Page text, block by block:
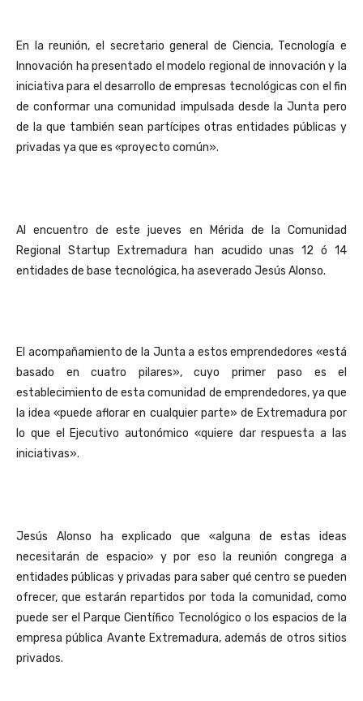
En la reunión, el secretario general de Ciencia, Tecnología e
Innovación ha presentado el modelo regional de innovación y la
iniciativa para el desarrollo de empresas tecnológicas con el fin
de conformar una comunidad impulsada desde la Junta pero
de la que también sean partícipes otras entidades públicas y
privadas ya que es «proyecto común».
Al encuentro de este jueves en Mérida de la Comunidad
Regional Startup Extremadura han acudido unas 12 ó 14
entidades de base tecnológica, ha aseverado Jesús Alonso.
El acompañamiento de la Junta a estos emprendedores «está
basado en cuatro pilares», cuyo primer paso es el
establecimiento de esta comunidad de emprendedores, ya que
la idea «puede aflorar en cualquier parte» de Extremadura por
lo que el Ejecutivo autonómico «quiere dar respuesta a las
iniciativas».
Jesús Alonso ha explicado que «alguna de estas ideas
necesitarán de espacio» y por eso la reunión congrega a
entidades públicas y privadas para saber qué centro se pueden
ofrecer, que estarán repartidos por toda la comunidad, como
puede ser el Parque Científico Tecnológico o los espacios de la
empresa pública Avante Extremadura, además de otros sitios
privados.